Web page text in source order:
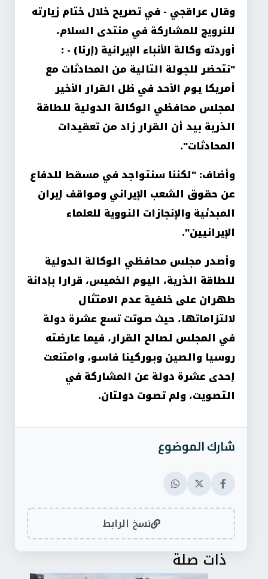
وقال عراقجي - في تصريح خلال ختام زيارته
للنرويج للمشاركة في منتدى السلام،
أوردته وكالة الأنباء الإيرانية (إرنا) - :
"نتحضر للجولة التالية من المحادثات مع
أمريكا يوم الأحد في ظل القرار الأخير
لمجلس محافظي الوكالة الدولية للطاقة
الذرية بيد أن القرار زاد من تعقيدات
المحادثات".
وأضاف: "لكننا سنتواجد في مسقط للدفاع
عن حقوق الشعب الإيراني ومواقف إيران
المبدئية والإنجازات النووية للعلماء
الإيرانيين".
وأصدر مجلس محافظي الوكالة الدولية
للطاقة الذرية، اليوم الخميس، قرارا بإدانة
طهران على خلفية عدم الامتثال
لالتزاماتها، حيث صوتت تسع عشرة دولة
في المجلس لصالح القرار، فيما عارضته
روسيا والصين وبوركينا فاسو، وامتنعت
إحدى عشرة دولة عن المشاركة في
التصويت، ولم تصوت دولتان.
شارك الموضوع
نسخ الرابط
ذات صلة